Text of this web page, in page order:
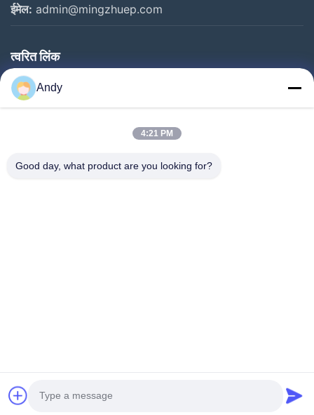
ईमेल: admin@mingzhuep.com
त्वरित लिंक
घर
उत्पाद
कारखाने का दौरा
©2017- GUANGZHOU JIAJUE TRADING CO.,LTD. सर्वाधिकार सुरक्षित।
Andy
4:21 PM
Good day, what product are you looking for?